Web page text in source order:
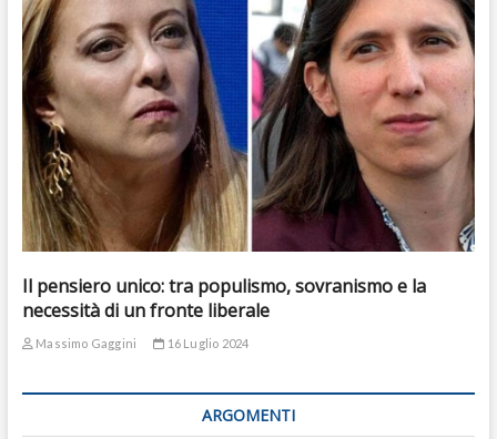
Il pensiero unico: tra populismo, sovranismo e la
necessità di un fronte liberale
Massimo Gaggini 16 Luglio 2024
ARGOMENTI